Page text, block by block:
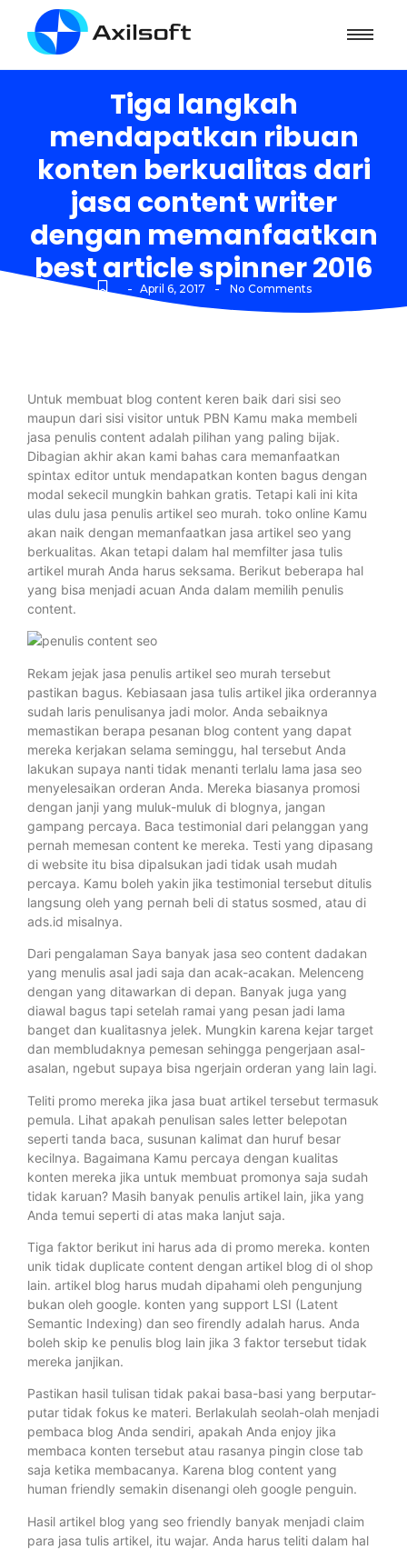
Tiga langkah
mendapatkan ribuan
konten berkualitas dari
jasa content writer
dengan memanfaatkan
best article spinner 2016
- April 6, 2017 - No Comments
Untuk membuat blog content keren baik dari sisi seo
maupun dari sisi visitor untuk PBN Kamu maka membeli
jasa penulis content adalah pilihan yang paling bijak.
Dibagian akhir akan kami bahas cara memanfaatkan
spintax editor untuk mendapatkan konten bagus dengan
modal sekecil mungkin bahkan gratis. Tetapi kali ini kita
ulas dulu jasa penulis artikel seo murah. toko online Kamu
akan naik dengan memanfaatkan jasa artikel seo yang
berkualitas. Akan tetapi dalam hal memfilter jasa tulis
artikel murah Anda harus seksama. Berikut beberapa hal
yang bisa menjadi acuan Anda dalam memilih penulis
content.
Rekam jejak jasa penulis artikel seo murah tersebut
pastikan bagus. Kebiasaan jasa tulis artikel jika orderannya
sudah laris penulisanya jadi molor. Anda sebaiknya
memastikan berapa pesanan blog content yang dapat
mereka kerjakan selama seminggu, hal tersebut Anda
lakukan supaya nanti tidak menanti terlalu lama jasa seo
menyelesaikan orderan Anda. Mereka biasanya promosi
dengan janji yang muluk-muluk di blognya, jangan
gampang percaya. Baca testimonial dari pelanggan yang
pernah memesan content ke mereka. Testi yang dipasang
di website itu bisa dipalsukan jadi tidak usah mudah
percaya. Kamu boleh yakin jika testimonial tersebut ditulis
langsung oleh yang pernah beli di status sosmed, atau di
ads.id misalnya.
Dari pengalaman Saya banyak jasa seo content dadakan
yang menulis asal jadi saja dan acak-acakan. Melenceng
dengan yang ditawarkan di depan. Banyak juga yang
diawal bagus tapi setelah ramai yang pesan jadi lama
banget dan kualitasnya jelek. Mungkin karena kejar target
dan membludaknya pemesan sehingga pengerjaan asal-
asalan, ngebut supaya bisa ngerjain orderan yang lain lagi.
Teliti promo mereka jika jasa buat artikel tersebut termasuk
pemula. Lihat apakah penulisan sales letter belepotan
seperti tanda baca, susunan kalimat dan huruf besar
kecilnya. Bagaimana Kamu percaya dengan kualitas
konten mereka jika untuk membuat promonya saja sudah
tidak karuan? Masih banyak penulis artikel lain, jika yang
Anda temui seperti di atas maka lanjut saja.
Tiga faktor berikut ini harus ada di promo mereka. konten
unik tidak duplicate content dengan artikel blog di ol shop
lain. artikel blog harus mudah dipahami oleh pengunjung
bukan oleh google. konten yang support LSI (Latent
Semantic Indexing) dan seo firendly adalah harus. Anda
boleh skip ke penulis blog lain jika 3 faktor tersebut tidak
mereka janjikan.
Pastikan hasil tulisan tidak pakai basa-basi yang berputar-
putar tidak fokus ke materi. Berlakulah seolah-olah menjadi
pembaca blog Anda sendiri, apakah Anda enjoy jika
membaca konten tersebut atau rasanya pingin close tab
saja ketika membacanya. Karena blog content yang
human friendly semakin disenangi oleh google penguin.
Hasil artikel blog yang seo friendly banyak menjadi claim
para jasa tulis artikel, itu wajar. Anda harus teliti dalam hal